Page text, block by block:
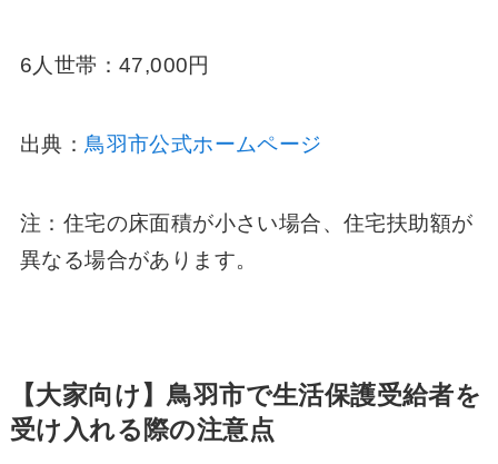
6人世帯：47,000円
出典： 鳥羽市公式ホームページ
注：住宅の床面積が小さい場合、住宅扶助額が
異なる場合があります。
【大家向け】鳥羽市で生活保護受給者を
受け入れる際の注意点